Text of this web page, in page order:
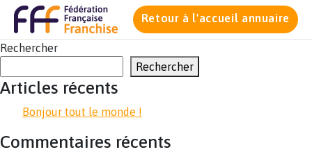
Retour à l'accueil annuaire
Rechercher
Rechercher
Articles récents
Bonjour tout le monde !
Commentaires récents